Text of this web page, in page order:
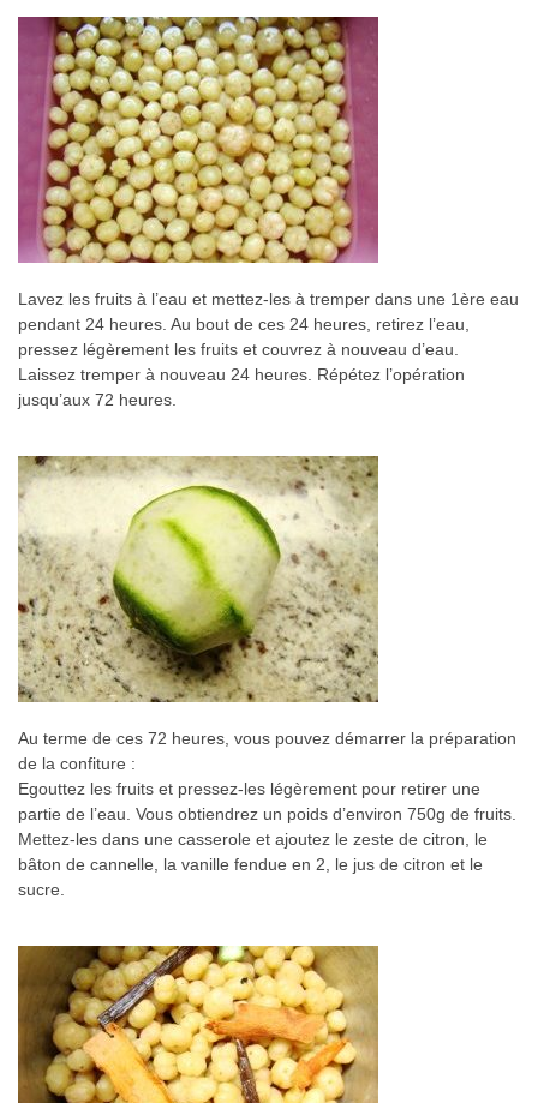
Lavez les fruits à l’eau et mettez-les à tremper dans une 1ère eau
pendant 24 heures. Au bout de ces 24 heures, retirez l’eau,
pressez légèrement les fruits et couvrez à nouveau d’eau.
Laissez tremper à nouveau 24 heures. Répétez l’opération
jusqu’aux 72 heures.
Au terme de ces 72 heures, vous pouvez démarrer la préparation
de la confiture :
Egouttez les fruits et pressez-les légèrement pour retirer une
partie de l’eau. Vous obtiendrez un poids d’environ 750g de fruits.
Mettez-les dans une casserole et ajoutez le zeste de citron, le
bâton de cannelle, la vanille fendue en 2, le jus de citron et le
sucre.